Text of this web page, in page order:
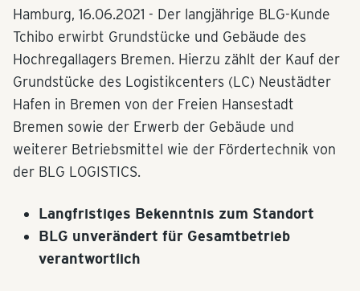
Hamburg, 16.06.2021 - Der langjährige BLG-Kunde
Tchibo erwirbt Grundstücke und Gebäude des
Hochregallagers Bremen. Hierzu zählt der Kauf der
Grundstücke des Logistikcenters (LC) Neustädter
Hafen in Bremen von der Freien Hansestadt
Bremen sowie der Erwerb der Gebäude und
weiterer Betriebsmittel wie der Fördertechnik von
der BLG LOGISTICS.
Langfristiges Bekenntnis zum Standort
BLG unverändert für Gesamtbetrieb
verantwortlich